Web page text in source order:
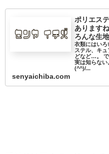
ポリエス
あります
ろんな生
衣類にはいろ
ステル、キ
どなど…。
実は知らない
(^^)/...
senyaichiba.com